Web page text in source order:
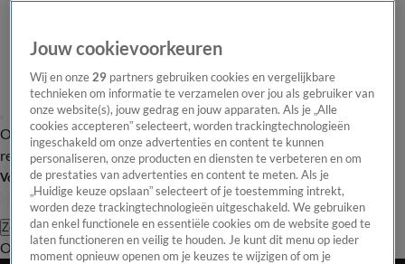
Overzicht Laatste nieuws Regionieuws Het beste van Hart
Tip de
redactie
Volg Hart van Nederland
Zoeken
OverzichtRegioUitzendingenWeerTip de redactiePanelVideo's
Jouw cookievoorkeuren
Wij en onze29 partners gebruiken cookies en vergelijkbare
technieken om informatie te verzamelen over jou als gebruiker van
onze website(s), jouw gedrag en jouw apparaten. Als je „Alle
cookies accepteren” selecteert, worden trackingtechnologieën
ingeschakeld om onze advertenties en content te kunnen
personaliseren, onze producten en diensten te verbeteren en om
de prestaties van advertenties en content te meten. Als je
„Huidige keuze opslaan” selecteert of je toestemming intrekt,
worden deze trackingtechnologieën uitgeschakeld. We gebruiken
dan enkel functionele en essentiële cookies om de website goed te
laten functioneren en veilig te houden. Je kunt dit menu op ieder
moment opnieuw openen om je keuzes te wijzigen of om je